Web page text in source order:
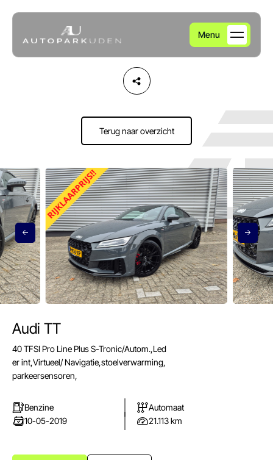
Menu
Aanbod
Over ons
Verkocht
Contact
E-mail
info@autoparkuden.nl
Telefoon
Adres
Terug naar overzicht
Audi TT
40 TFSI Pro Line Plus S-Tronic/Autom.,Led
er int,Virtueel/ Navigatie,stoelverwarming,
parkeersensoren,
Benzine
Automaat
10-05-2019
21.113 km